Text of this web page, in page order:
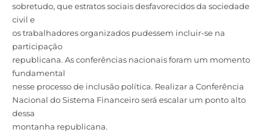
sobretudo, que estratos sociais desfavorecidos da sociedade
civil e
os trabalhadores organizados pudessem incluir-se na
participação
republicana. As conferências nacionais foram um momento
fundamental
nesse processo de inclusão política. Realizar a Conferência
Nacional do Sistema Financeiro será escalar um ponto alto
dessa
montanha republicana.